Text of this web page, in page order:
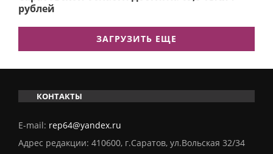
рублей
ЗАГРУЗИТЬ ЕЩЕ
КОНТАКТЫ
E-mail: rep64@yandex.ru
Адрес редакции: 410600, г.Саратов, ул.Вольская 32/34